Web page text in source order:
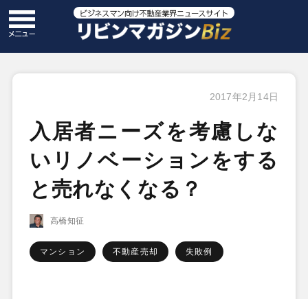
2017年2月14日
入居者ニーズを考慮しな
いリノベーションをする
と売れなくなる？
高橋知征
マンション 不動産売却 失敗例